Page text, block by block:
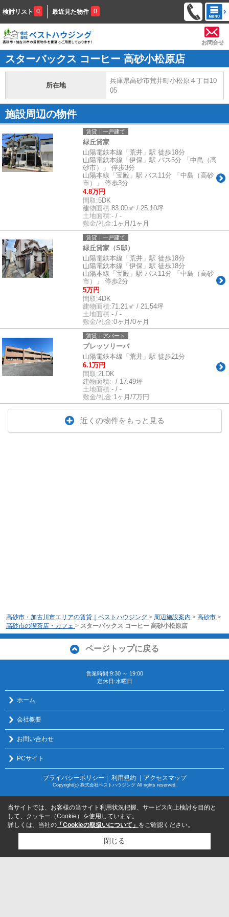
検討リスト 0 最近見た物件 0
お問合せ
スターバックス コーヒー 高砂小松原店
所在地
兵庫県高砂市荒井町小松原４丁目10
05
施設周辺の物件
賃貸｜一戸建て
緑丘貸家
山陽電鉄本線「荒井」駅 徒歩18分
山陽電鉄本線「伊保」駅 バス5分 「中島（高
砂市）」 停歩3分
山陽本線「宝殿」駅 バス11分 「中島（高砂
市）」 停歩3分
4.8万円
間取:5DK
建物面積:83.00㎡ / 25.10坪
土地面積:- / -
敷金/礼金:1ヶ月/1ヶ月
賃貸｜一戸建て
緑丘貸家（S邸）
山陽電鉄本線「荒井」駅 徒歩18分
山陽電鉄本線「伊保」駅 徒歩18分
山陽本線「宝殿」駅 バス11分 「中島（高砂
市）」 停歩2分
5万円
間取:4DK
建物面積:71.21㎡ / 21.54坪
土地面積:- / -
敷金/礼金:0ヶ月/0ヶ月
賃貸｜アパート
プレッソリーバ
山陽電鉄本線「荒井」駅 徒歩21分
6.1万円
間取:2LDK
建物面積:- / 17.49坪
土地面積:- / -
敷金/礼金:1ヶ月/7万円
近くの物件をもっと見る
高砂市・加古川市エリアの賃貸｜ベストハウジング > 周辺施設案内 > 高砂市 >
高砂市の喫茶店・カフェ > スターバックス コーヒー 高砂小松原店
ページトップに戻る
営業時間:9:30 ～ 19:00
定休日:水曜日
ホーム
会社概要
お問い合わせ
PCサイト
プライバシーポリシー ｜ 利用規約 ｜アクセスマップ
Copyright(c) 株式会社ベストハウジング All rights reserved.
当サイトでは、お客様の当サイト利用状況把握、サービス向上検討を目的と
して、クッキー（Cookie）を使用しています。
詳しくは、当社の 「Cookieの取扱いについて」 をご確認ください。
閉じる